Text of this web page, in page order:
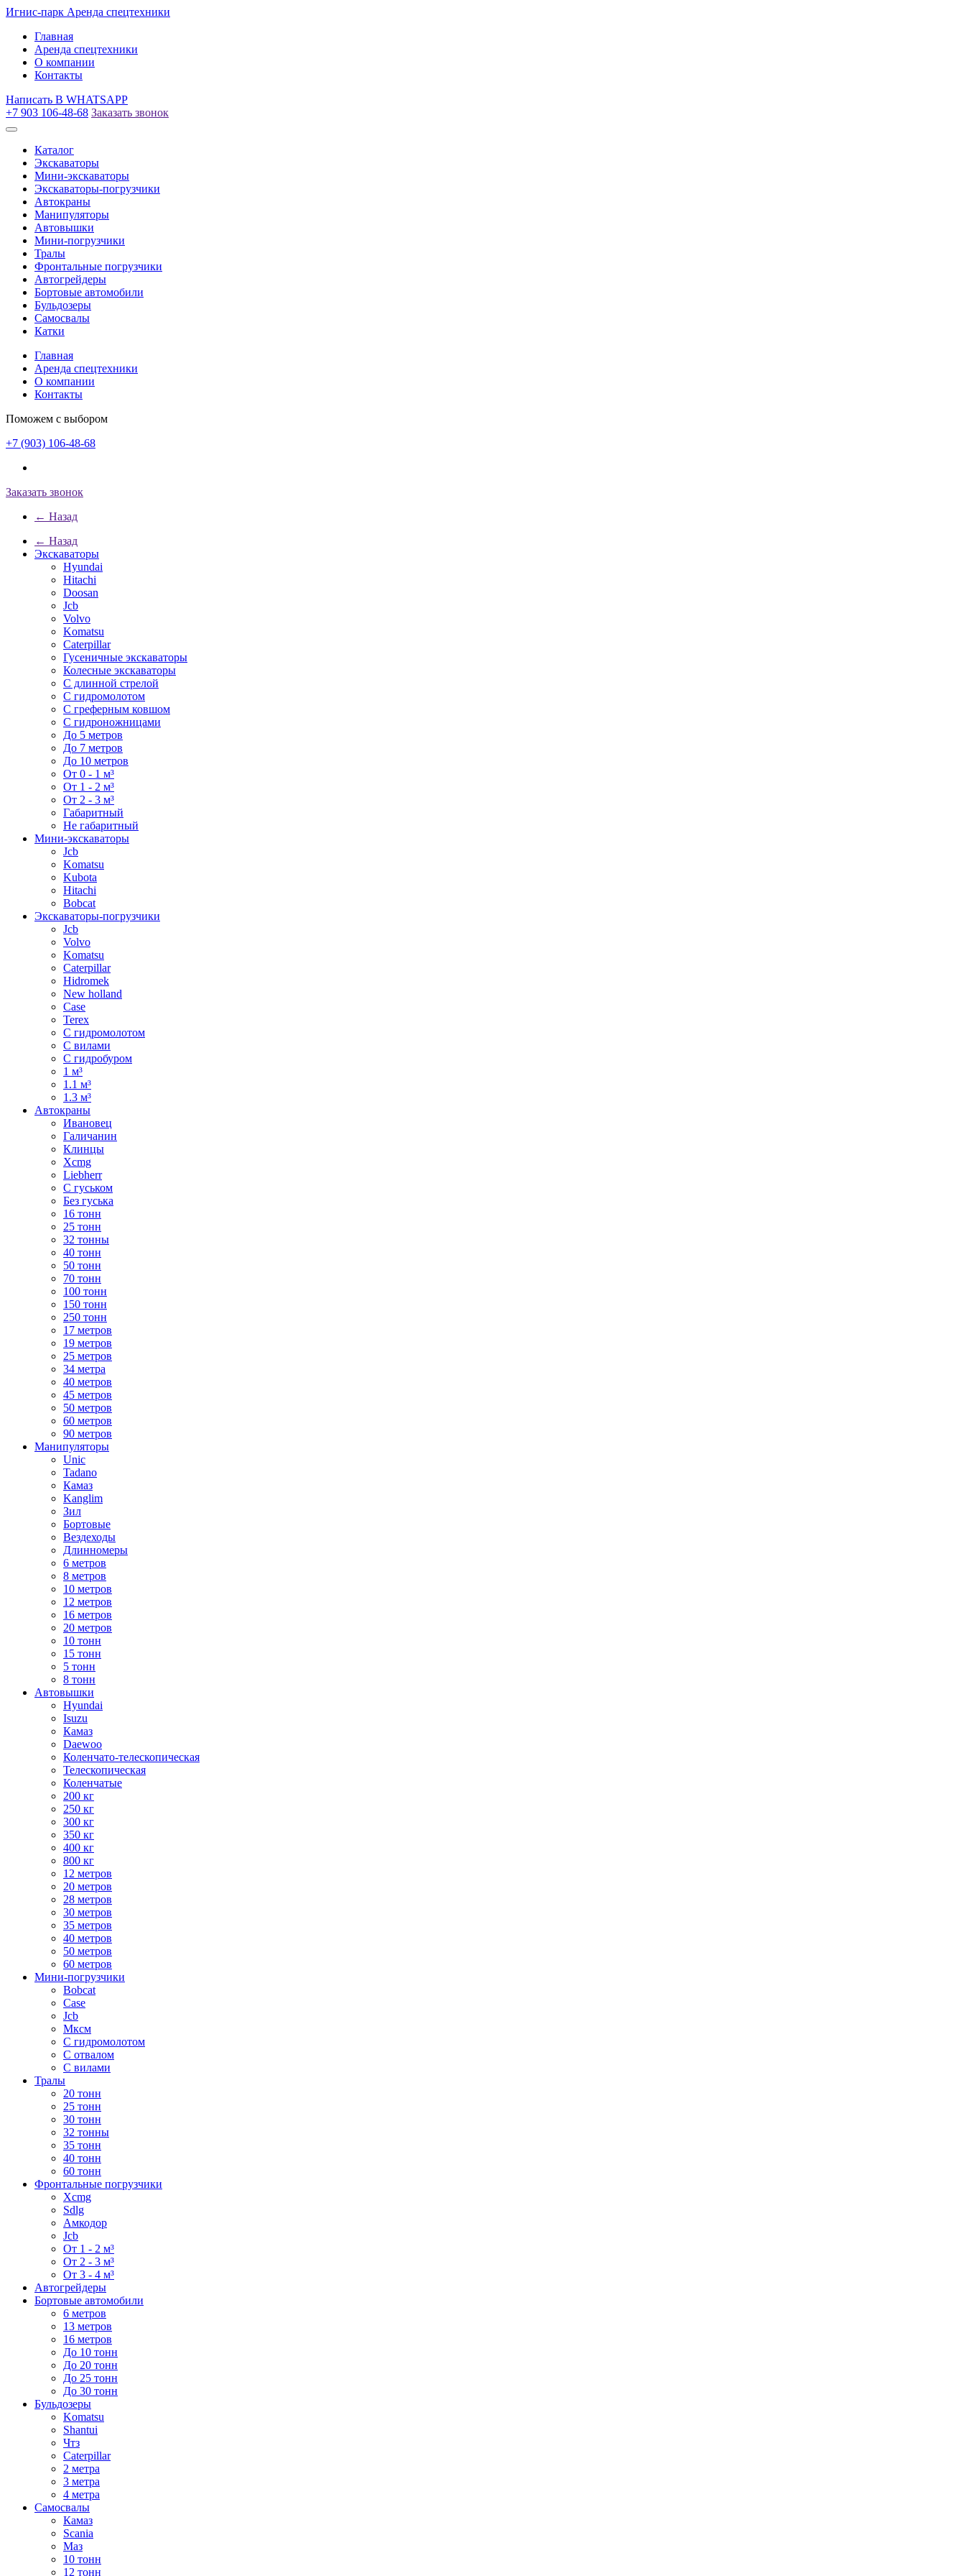
Игнис-парк Аренда спецтехники
Главная
Аренда спецтехники
О компании
Контакты
Написать В WHATSAPP
+7 903 106-48-68 Заказать звонок
Каталог
Экскаваторы
Мини-экскаваторы
Экскаваторы-погрузчики
Автокраны
Манипуляторы
Автовышки
Мини-погрузчики
Тралы
Фронтальные погрузчики
Автогрейдеры
Бортовые автомобили
Бульдозеры
Самосвалы
Катки
Главная
Аренда спецтехники
О компании
Контакты
Поможем с выбором
+7 (903) 106-48-68
Заказать звонок
← Назад
← Назад
Экскаваторы
Hyundai
Hitachi
Doosan
Jcb
Volvo
Komatsu
Caterpillar
Гусеничные экскаваторы
Колесные экскаваторы
С длинной стрелой
С гидромолотом
С греферным ковшом
С гидроножницами
До 5 метров
До 7 метров
До 10 метров
От 0 - 1 м³
От 1 - 2 м³
От 2 - 3 м³
Габаритный
Не габаритный
Мини-экскаваторы
Jcb
Komatsu
Kubota
Hitachi
Bobcat
Экскаваторы-погрузчики
Jcb
Volvo
Komatsu
Caterpillar
Hidromek
New holland
Case
Terex
С гидромолотом
С вилами
С гидробуром
1 м³
1.1 м³
1.3 м³
Автокраны
Ивановец
Галичанин
Клинцы
Xcmg
Liebherr
С гуськом
Без гуська
16 тонн
25 тонн
32 тонны
40 тонн
50 тонн
70 тонн
100 тонн
150 тонн
250 тонн
17 метров
19 метров
25 метров
34 метра
40 метров
45 метров
50 метров
60 метров
90 метров
Манипуляторы
Unic
Tadano
Камаз
Kanglim
Зил
Бортовые
Вездеходы
Длинномеры
6 метров
8 метров
10 метров
12 метров
16 метров
20 метров
10 тонн
15 тонн
5 тонн
8 тонн
Автовышки
Hyundai
Isuzu
Камаз
Daewoo
Коленчато-телескопическая
Телескопическая
Коленчатые
200 кг
250 кг
300 кг
350 кг
400 кг
800 кг
12 метров
20 метров
28 метров
30 метров
35 метров
40 метров
50 метров
60 метров
Мини-погрузчики
Bobcat
Case
Jcb
Мксм
С гидромолотом
С отвалом
С вилами
Тралы
20 тонн
25 тонн
30 тонн
32 тонны
35 тонн
40 тонн
60 тонн
Фронтальные погрузчики
Xcmg
Sdlg
Амкодор
Jcb
От 1 - 2 м³
От 2 - 3 м³
От 3 - 4 м³
Автогрейдеры
Бортовые автомобили
6 метров
13 метров
16 метров
До 10 тонн
До 20 тонн
До 25 тонн
До 30 тонн
Бульдозеры
Komatsu
Shantui
Чтз
Caterpillar
2 метра
3 метра
4 метра
Самосвалы
Камаз
Scania
Маз
10 тонн
12 тонн